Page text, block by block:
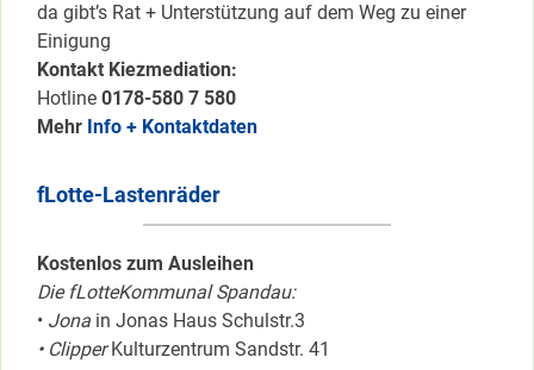
da gibt’s Rat + Unterstützung auf dem Weg zu einer
Einigung
Kontakt Kiezmediation:
Hotline 0178-580 7 580
Mehr Info + Kontaktdaten
fLotte-Lastenräder
Kostenlos zum Ausleihen
Die fLotteKommunal Spandau:
• Jona in Jonas Haus Schulstr.3
• ClipperKulturzentrum Sandstr. 41